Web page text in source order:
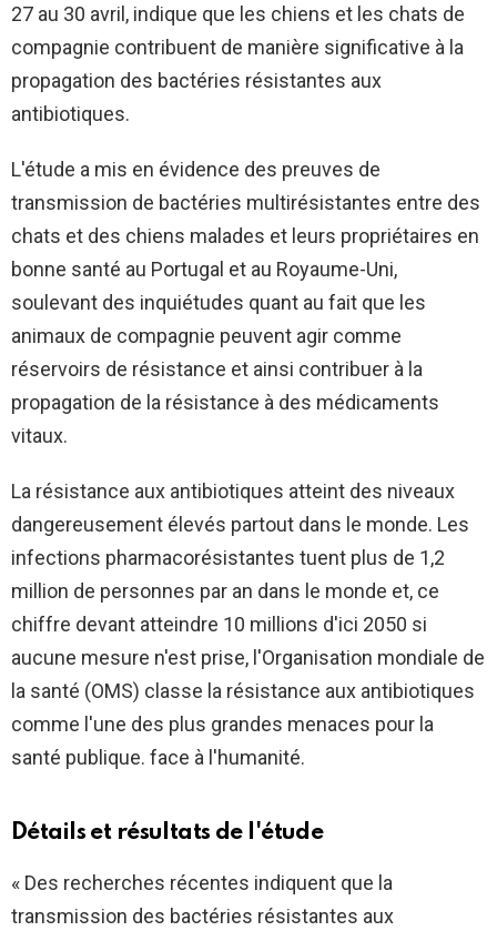
27 au 30 avril, indique que les chiens et les chats de
compagnie contribuent de manière significative à la
propagation des bactéries résistantes aux
antibiotiques.
L'étude a mis en évidence des preuves de
transmission de bactéries multirésistantes entre des
chats et des chiens malades et leurs propriétaires en
bonne santé au Portugal et au Royaume-Uni,
soulevant des inquiétudes quant au fait que les
animaux de compagnie peuvent agir comme
réservoirs de résistance et ainsi contribuer à la
propagation de la résistance à des médicaments
vitaux.
La résistance aux antibiotiques atteint des niveaux
dangereusement élevés partout dans le monde. Les
infections pharmacorésistantes tuent plus de 1,2
million de personnes par an dans le monde et, ce
chiffre devant atteindre 10 millions d'ici 2050 si
aucune mesure n'est prise, l'Organisation mondiale de
la santé (OMS) classe la résistance aux antibiotiques
comme l'une des plus grandes menaces pour la
santé publique. face à l'humanité.
Détails et résultats de l'étude
« Des recherches récentes indiquent que la
transmission des bactéries résistantes aux